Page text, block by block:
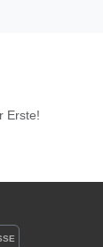
Erste!